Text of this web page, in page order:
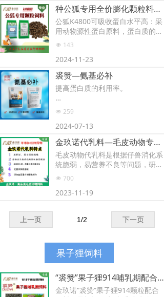
种公狐专用全价膨化颗粒料K4800
公狐K4800可吸收蛋白水平高：采
用动物源性蛋白原料，蛋白质的转
化率高，利于种公狐精液品质的提
升，精液质量高。
넶 143
2024-11-23
裘赞—氨基必补
提高蛋白质的利用率。
本品为改良品种貂狐貉设计，富含
多种必须氨基酸和维生素，可提高
自配料中蛋白质的消化利用率，节
约饲料成本。
2、提高皮张质量。
使用本品促进和改善皮张的延展
性，换毛快，增加绒毛密度和厚
生长速度，长的大。
3、提高繁殖性能。
系统上皮组织发育，有利于提高睾
丸、卵泡发育质量，提高精子质量
和活力，提高母兽卵泡的成熟度；
出生幼崽被毛浓密，提高成活率。
4、增强免疫力
넶 259
2024-07-13
金玖诺代乳料—毛皮动物专用（水貂、蓝狐、貉子）
毛皮动物代乳料是根据仔兽消化系
统脆弱，易营养不良等问题，研发
的一款能够提高仔兽消化吸收率，
保障肠胃健康的一款高蛋白、高消
化吸收率的配合饲料。
넶 700
2023-11-19
上一页 下一页
1/2
果子狸饲料
“裘赞”果子狸914哺乳期配合饲料使用说明
金玖诺“裘赞”果子狸914颗粒配合